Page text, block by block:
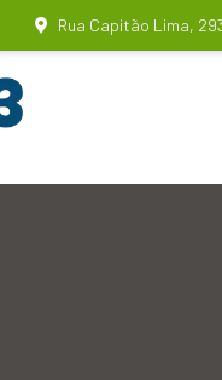
Rua Capitão Lima,